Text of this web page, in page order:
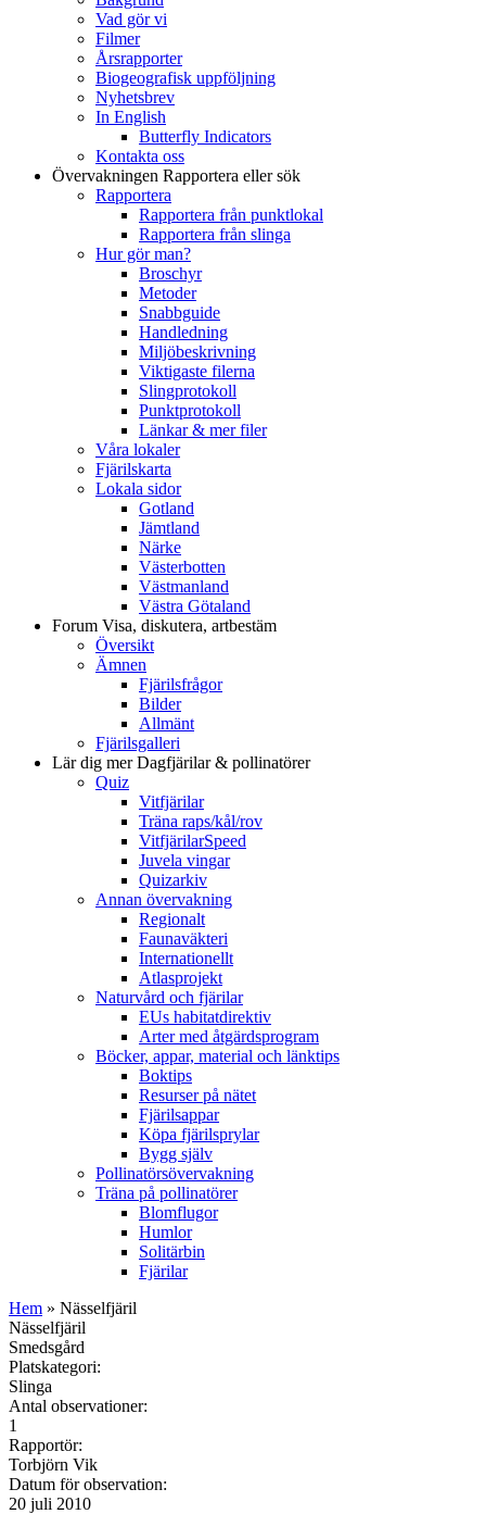
Vad gör vi
Filmer
Årsrapporter
Biogeografisk uppföljning
Nyhetsbrev
In English
Butterfly Indicators
Kontakta oss
Övervakningen Rapportera eller sök
Rapportera
Rapportera från punktlokal
Rapportera från slinga
Hur gör man?
Broschyr
Metoder
Snabbguide
Handledning
Miljöbeskrivning
Viktigaste filerna
Slingprotokoll
Punktprotokoll
Länkar & mer filer
Våra lokaler
Fjärilskarta
Lokala sidor
Gotland
Jämtland
Närke
Västerbotten
Västmanland
Västra Götaland
Forum Visa, diskutera, artbestäm
Översikt
Ämnen
Fjärilsfrågor
Bilder
Allmänt
Fjärilsgalleri
Lär dig merDagfjärilar & pollinatörer
Quiz
Vitfjärilar
Träna raps/kål/rov
VitfjärilarSpeed
Juvela vingar
Quizarkiv
Annan övervakning
Regionalt
Faunaväkteri
Internationellt
Atlasprojekt
Naturvård och fjärilar
EUs habitatdirektiv
Arter med åtgärdsprogram
Böcker, appar, material och länktips
Boktips
Resurser på nätet
Fjärilsappar
Köpa fjärilsprylar
Bygg själv
Pollinatörsövervakning
Träna på pollinatörer
Blomflugor
Humlor
Solitärbin
Fjärilar
Hem » Nässelfjäril
Nässelfjäril
Smedsgård
Platskategori:
Slinga
Antal observationer:
1
Rapportör:
Torbjörn Vik
Datum för observation:
20 juli 2010